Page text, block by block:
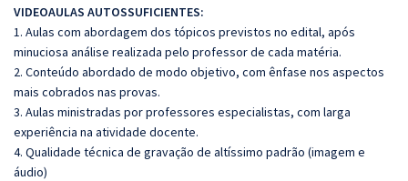
VIDEOAULAS AUTOSSUFICIENTES:
1. Aulas com abordagem dos tópicos previstos no edital, após
minuciosa análise realizada pelo professor de cada matéria.
2. Conteúdo abordado de modo objetivo, com ênfase nos aspectos
mais cobrados nas provas.
3. Aulas ministradas por professores especialistas, com larga
experiência na atividade docente.
4. Qualidade técnica de gravação de altíssimo padrão (imagem e
áudio)